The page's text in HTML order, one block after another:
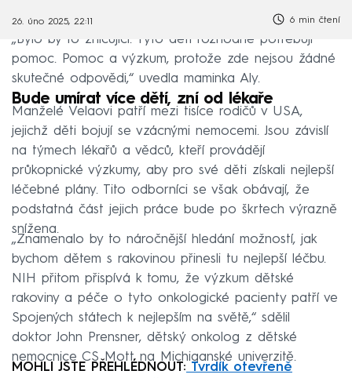
26. úno 2025, 22:11 6 min čtení
„Bylo by to zničující. Tyto děti rozhodně potřebují
pomoc. Pomoc a výzkum, protože zde nejsou žádné
skutečné odpovědi,“ uvedla maminka Aly.
Bude umírat více dětí, zní od lékaře
Manželé Velaovi patří mezi tisíce rodičů v USA,
jejichž děti bojují se vzácnými nemocemi. Jsou závislí
na týmech lékařů a vědců, kteří provádějí
průkopnické výzkumy, aby pro své děti získali nejlepší
léčebné plány. Tito odborníci se však obávají, že
podstatná část jejich práce bude po škrtech výrazně
snížena.
„Znamenalo by to náročnější hledání možností, jak
bychom dětem s rakovinou přinesli tu nejlepší léčbu.
NIH přitom přispívá k tomu, že výzkum dětské
rakoviny a péče o tyto onkologické pacienty patří ve
Spojených státech k nejlepším na světě,“ sdělil
doktor John Prensner, dětský onkolog z dětské
nemocnice CS Mott na Michiganské univerzitě.
MOHLI JSTE PŘEHLÉDNOUT: Tvrdík otevřeně